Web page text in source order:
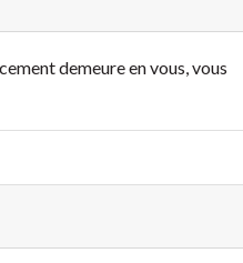
demeure en vous, vous